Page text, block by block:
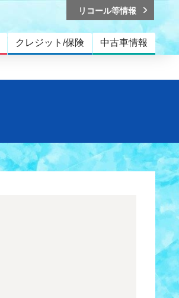
クレジット/保険 中古車情報
リコール等情報